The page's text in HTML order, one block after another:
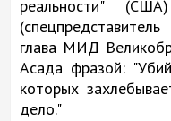
реальности"
глава МИД
Асада фразой:
которых
дело."